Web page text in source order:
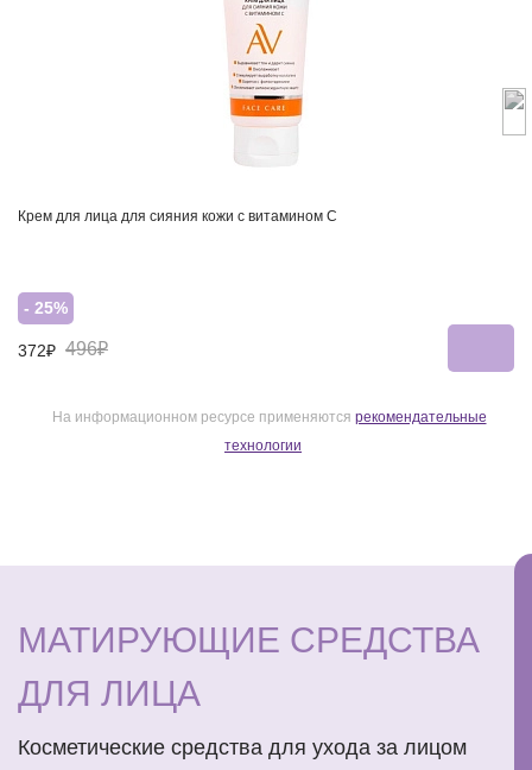
Крем для лица для сияния кожи с витамином С
- 25%
372₽ 496₽
На информационном ресурсе применяются рекомендательные
технологии
МАТИРУЮЩИЕ СРЕДСТВА
ДЛЯ ЛИЦА
Косметические средства для ухода за лицом